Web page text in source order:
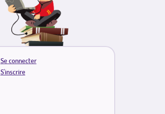
Se connecter
S'inscrire